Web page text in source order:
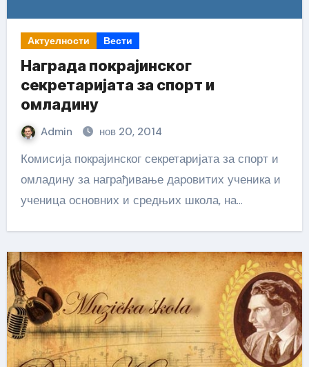
Актуелности Вести
Награда покрајинског
секретаријата за спорт и
омладину
Admin нов 20, 2014
Комисија покрајинског секретаријата за спорт и
омладину за награђивање даровитих ученика и
ученица основних и средњих школа, на…